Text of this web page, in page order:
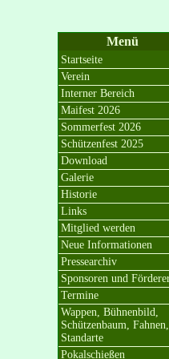
Menü
Startseite
Verein
Interner Bereich
Maifest 2026
Sommerfest 2026
Schützenfest 2025
Download
Galerie
Historie
Links
Mitglied werden
Neue Informationen
Pressearchiv
Sponsoren und
Termine
Wappen, Bühnenbild,
Schützenbaum, Fahnen,
Standarte
Pokalschießen